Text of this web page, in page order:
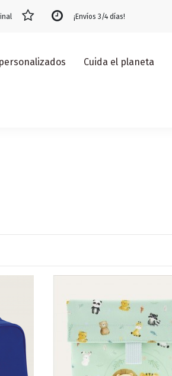
¡Envíos 3/4 días!
Cuida el planeta